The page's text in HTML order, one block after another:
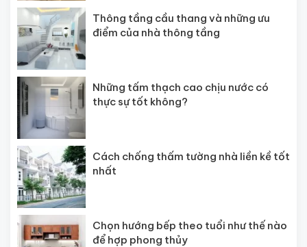
Thông tầng cầu thang và những ưu
điểm của nhà thông tầng
Những tấm thạch cao chịu nước có
thực sự tốt không?
Cách chống thấm tường nhà liền kề tốt
nhất
Chọn hướng bếp theo tuổi như thế nào
để hợp phong thủy